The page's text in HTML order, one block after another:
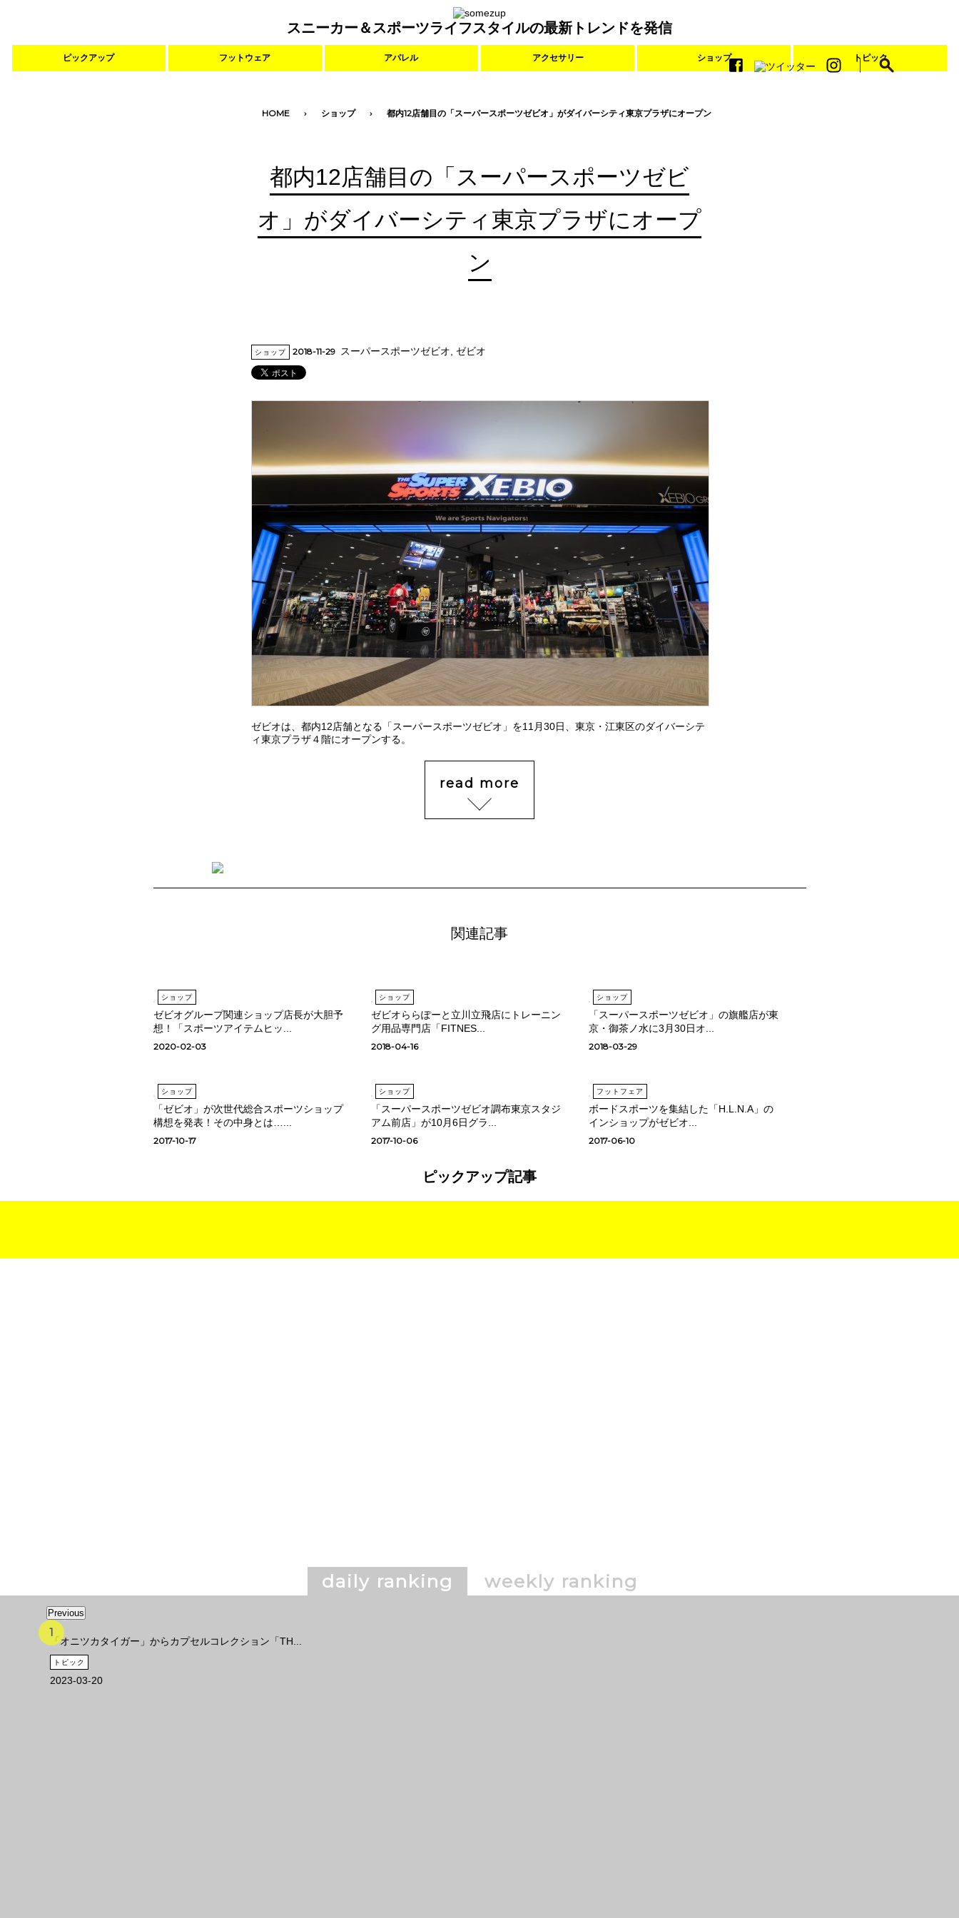
スニーカー＆スポーツライフスタイルの最新トレンドを発信
ピックアップ フットウェア アパレル アクセサリー ショップ トピック
HOME ショップ 都内12店舗目の「スーパースポーツゼビオ」がダイバーシティ東京プラザにオープン
都内12店舗目の「スーパースポーツゼビ
オ」がダイバーシティ東京プラザにオープ
ン
ショップ 2018-11-29 スーパースポーツゼビオ ゼビオ
ゼビオは、都内12店舗となる「スーパースポーツゼビオ」を11月30日、東京・江東区のダイバーシテ
ィ東京プラザ４階にオープンする。
read more
関連記事
ショップ
ゼビオグループ関連ショップ店長が大胆予
想！「スポーツアイテムヒッ...
2020-02-03
ショップ
ゼビオららぽーと立川立飛店にトレーニン
グ用品専門店「FITNES...
2018-04-16
ショップ
「スーパースポーツゼビオ」の旗艦店が東
京・御茶ノ水に3月30日オ...
2018-03-29
ショップ
「ゼビオ」が次世代総合スポーツショップ
構想を発表！その中身とは…...
2017-10-17
ショップ
「スーパースポーツゼビオ調布東京スタジ
アム前店」が10月6日グラ...
2017-10-06
フットフェア
ボードスポーツを集結した「H.L.N.A」の
インショップがゼビオ...
2017-06-10
ピックアップ記事
daily ranking weekly ranking
Previous
「オニツカタイガー」からカプセルコレクション「TH...
トピック
2023-03-20